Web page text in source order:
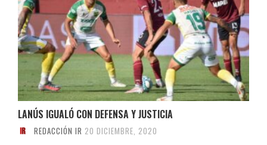
LANÚS IGUALÓ CON DEFENSA Y JUSTICIA
REDACCIÓN IR 20 DICIEMBRE, 2020